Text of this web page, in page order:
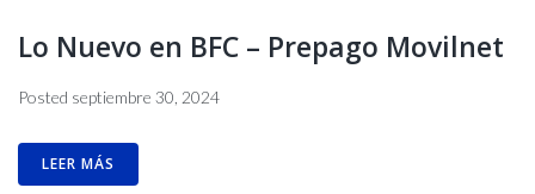
Lo Nuevo en BFC – Prepago Movilnet
Posted septiembre 30, 2024
LEER MÁS